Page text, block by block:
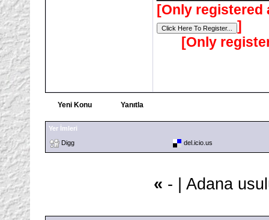
[Only registered
]
[Only
Yeni Konu Yanıtla
Yer İmleri
Digg
del.icio.us
« - | Adana